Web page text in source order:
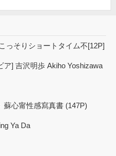
っそりショートタイム不[12P]
ア] 吉沢明歩 Akiho Yoshizawa
蘇心甯性感寫真書 (147P)
Ya Da